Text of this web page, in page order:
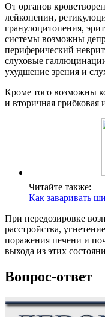
От органов
лейкопении,
гранулоцитопения,
системы возможны
периферический
слуховые
ухудшение зрения и
Кроме того возможны
и вторичная грибковая
Читайте также:
Как заваривать
При передозировке
расстройства,
поражения печени и
выхода из этих
Вопрос-ответ